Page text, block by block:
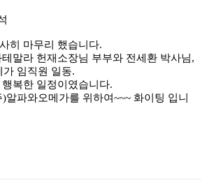
히 마무리 했습니다.
말라 헌재소장님 부부와 전세환 박사님,
임직원 일동.
복한 일정이였습니다.
알파와오메가를 위하여~~~ 화이팅 입니